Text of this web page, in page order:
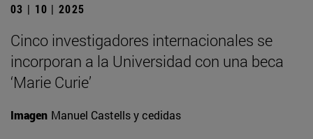
03 | 10 | 2025
Cinco investigadores internacionales se
incorporan a la Universidad con una beca
‘Marie Curie’
Imagen Manuel Castells y cedidas